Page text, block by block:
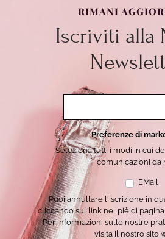
RIMANI
Iscriviti alla
Preferenze di
Seleziona tutti i modi in cui
comunicazioni da
EMail
Puoi annullare l'iscrizione in
cliccando sul link nel piè di
Per informazioni sulle nostre
visita il nostro sito